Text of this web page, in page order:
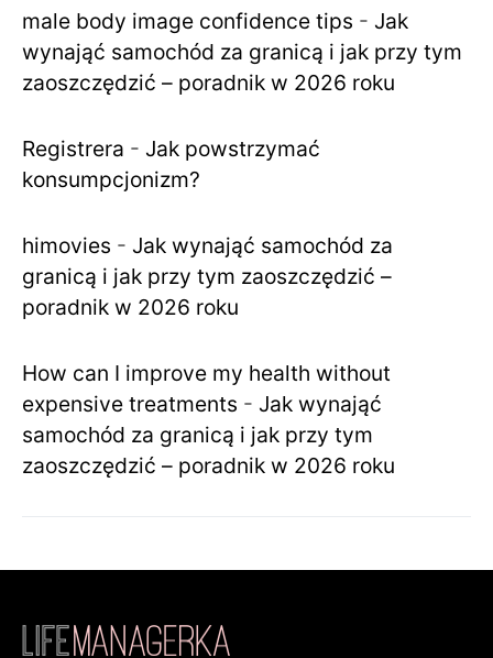
male body image confidence tips - Jak
wynająć samochód za granicą i jak przy tym
zaoszczędzić – poradnik w 2026 roku
Registrera - Jak powstrzymać
konsumpcjonizm?
himovies - Jak wynająć samochód za
granicą i jak przy tym zaoszczędzić –
poradnik w 2026 roku
How can I improve my health without
expensive treatments - Jak wynająć
samochód za granicą i jak przy tym
zaoszczędzić – poradnik w 2026 roku